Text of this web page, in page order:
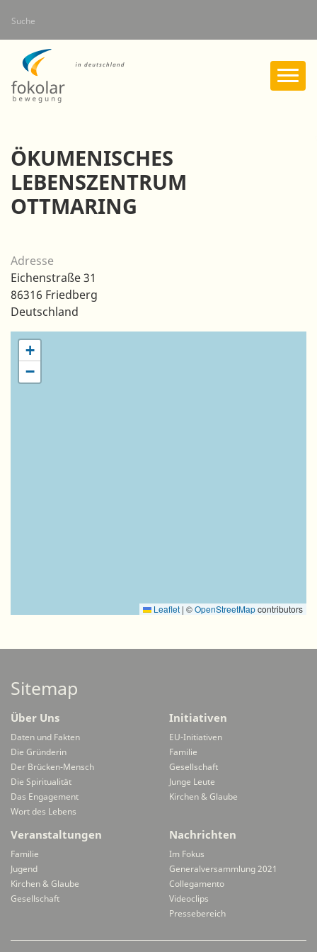
Inhalt
Suche
ÖKUMENISCHES
LEBENSZENTRUM
OTTMARING
Adresse
Eichenstraße 31
86316 Friedberg
Deutschland
+
−
Leaflet | ©OpenStreetMapcontributors
Sitemap
Über Uns
Daten und Fakten
Die Gründerin
Der Brücken-Mensch
Die Spiritualität
Das Engagement
Wort des Lebens
Initiativen
EU-Initiativen
Familie
Gesellschaft
Junge Leute
Kirchen & Glaube
Veranstaltungen
Familie
Jugend
Kirchen & Glaube
Gesellschaft
Nachrichten
Im Fokus
Generalversammlung 2021
Collegamento
Videoclips
Pressebereich